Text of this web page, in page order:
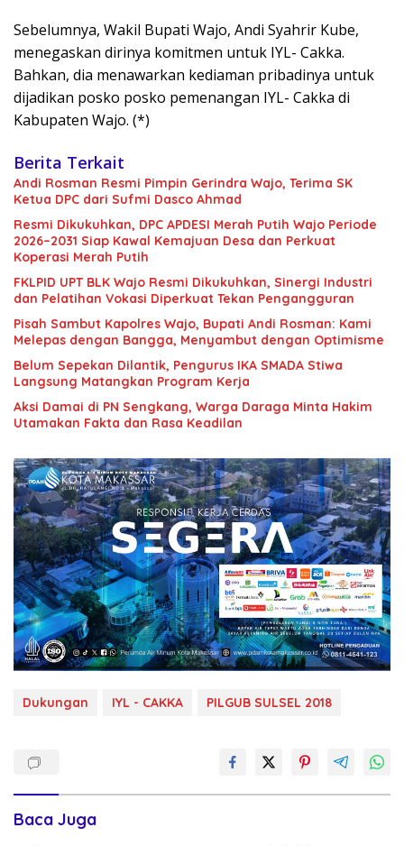
Sebelumnya, Wakil Bupati Wajo, Andi Syahrir Kube,
menegaskan dirinya komitmen untuk IYL- Cakka.
Bahkan, dia menawarkan kediaman pribadinya untuk
dijadikan posko posko pemenangan IYL- Cakka di
Kabupaten Wajo. (*)
Berita Terkait
Andi Rosman Resmi Pimpin Gerindra Wajo, Terima SK
Ketua DPC dari Sufmi Dasco Ahmad
Resmi Dikukuhkan, DPC APDESI Merah Putih Wajo Periode
2026–2031 Siap Kawal Kemajuan Desa dan Perkuat
Koperasi Merah Putih
FKLPID UPT BLK Wajo Resmi Dikukuhkan, Sinergi Industri
dan Pelatihan Vokasi Diperkuat Tekan Pengangguran
Pisah Sambut Kapolres Wajo, Bupati Andi Rosman: Kami
Melepas dengan Bangga, Menyambut dengan Optimisme
Belum Sepekan Dilantik, Pengurus IKA SMADA Stiwa
Langsung Matangkan Program Kerja
Aksi Damai di PN Sengkang, Warga Daraga Minta Hakim
Utamakan Fakta dan Rasa Keadilan
Dukungan IYL - CAKKA PILGUB SULSEL 2018
Baca Juga